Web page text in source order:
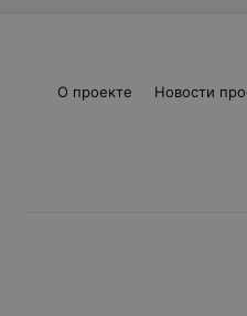
О проекте Новости